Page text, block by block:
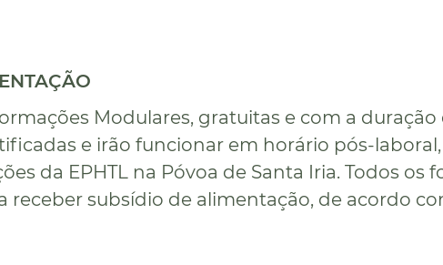
Modulares, gratuitas e com a duração
e irão funcionar em horário pós-
da EPHTL na Póvoa de Santa Iria. Todos os
receber subsídio de alimentação, de acordo